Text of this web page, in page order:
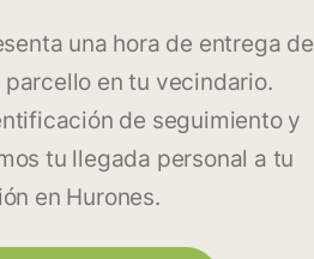
una hora de entrega de
en tu vecindario.
de seguimiento y
tu llegada personal a tu
en Hurones.